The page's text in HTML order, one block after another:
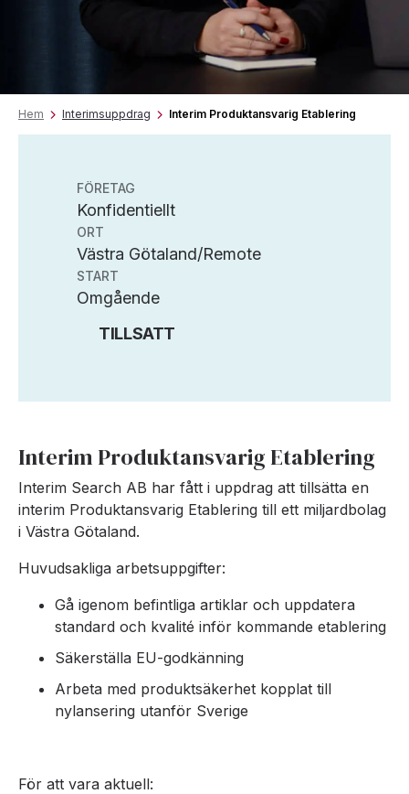
Hem Interimsuppdrag Interim Produktansvarig Etablering
FÖRETAG
Konfidentiellt
ORT
Västra Götaland/Remote
START
Omgående
TILLSATT
Interim Produktansvarig Etablering
Interim Search AB har fått i uppdrag att tillsätta en
interim Produktansvarig Etablering till ett miljardbolag
i Västra Götaland.
Huvudsakliga arbetsuppgifter:
Gå igenom befintliga artiklar och uppdatera
standard och kvalité inför kommande etablering
Säkerställa EU-godkänning
Arbeta med produktsäkerhet kopplat till
nylansering utanför Sverige
För att vara aktuell: